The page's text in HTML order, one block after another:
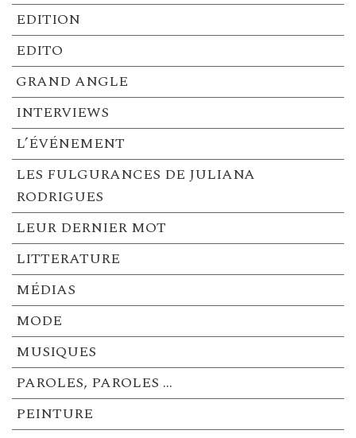
EDITION
EDITO
GRAND ANGLE
INTERVIEWS
L’ÉVÉNEMENT
LES FULGURANCES DE JULIANA
RODRIGUES
LEUR DERNIER MOT
LITTERATURE
MÉDIAS
MODE
MUSIQUES
PAROLES, PAROLES …
PEINTURE